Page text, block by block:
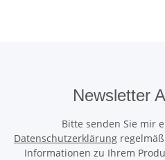
Newsletter
Bitte senden Sie mir
Datenschutzerklärung
Informationen zu Ihrem